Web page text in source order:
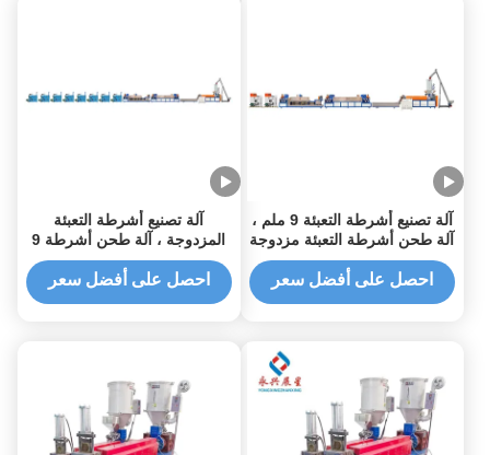
آلة تصنيع أشرطة التعبئة 9 ملم ،
آلة طحن أشرطة التعبئة مزدوجة
احصل على أفضل سعر
آلة تصنيع أشرطة التعبئة
المزدوجة ، آلة طحن أشرطة 9
ملم
احصل على أفضل سعر